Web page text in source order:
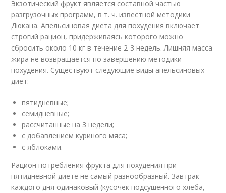
Экзотический фрукт является составной частью
разгрузочных программ, в т. ч. известной методики
Дюкана. Апельсиновая диета для похудения включает
строгий рацион, придерживаясь которого можно
сбросить около 10 кг в течение 2-3 недель. Лишняя масса
жира не возвращается по завершению методики
похудения. Существуют следующие виды апельсиновых
диет:
пятидневные;
семидневные;
рассчитанные на 3 недели;
с добавлением куриного мяса;
с яблоками.
Рацион потребления фрукта для похудения при
пятидневной диете не самый разнообразный. Завтрак
каждого дня одинаковый (кусочек подсушенного хлеба,